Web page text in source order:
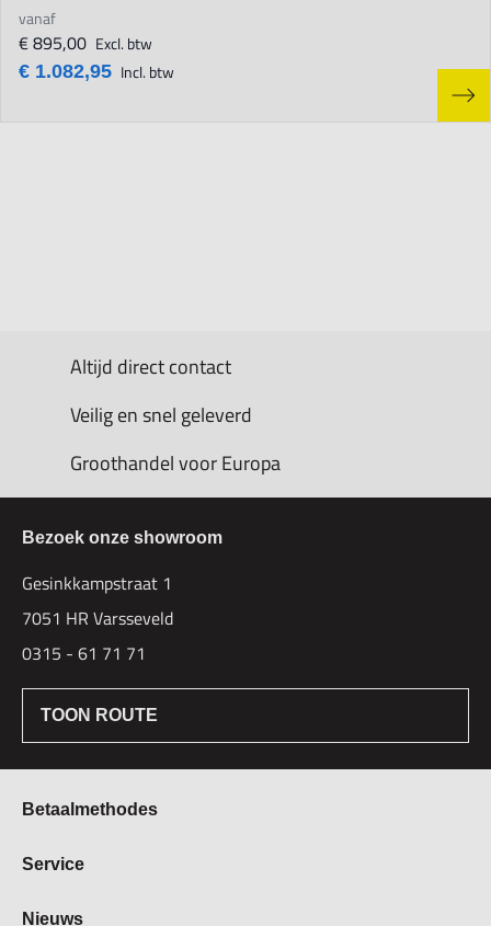
vanaf
€ 1.082,95 Incl. btw
€ 895,00 Excl. btw
Altijd direct contact
Veilig en snel geleverd
Groothandel voor Europa
Bezoek onze showroom
Gesinkkampstraat 1
7051 HR Varsseveld
0315 - 61 71 71
TOON ROUTE
Betaalmethodes
Bestellen & Betalen
Service
Over Hogetex
Nieuws